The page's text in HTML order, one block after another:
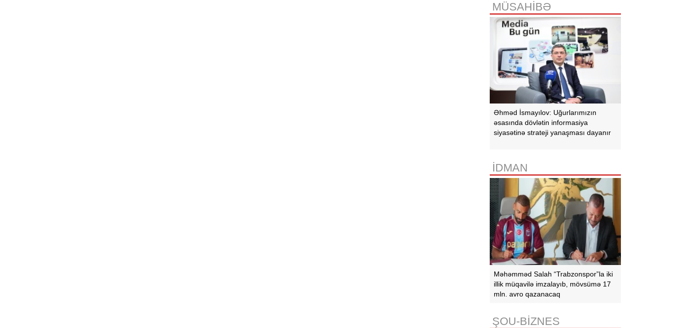
14:30 Tramp: İran razılaşma əldə
etmək istəyir
MÜSAHİBƏ
Əhməd İsmayılov: Uğurlarımızın
əsasında dövlətin informasiya
siyasətinə strateji yanaşması dayanır
İDMAN
Məhəmməd Salah “Trabzonspor”la iki
illik müqavilə imzalayıb, mövsümə 17
mln. avro qazanacaq
ŞOU-BİZNES